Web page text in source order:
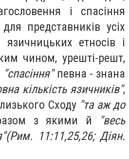
і спасіння
представників усіх
язичницьких етносів і
чином, урешті-решт,
"спасіння"певна - знана
кількість язичників",
Сходу "та аж до
з якими й
"весь
(Рим. 11:11,25,26; Діян.